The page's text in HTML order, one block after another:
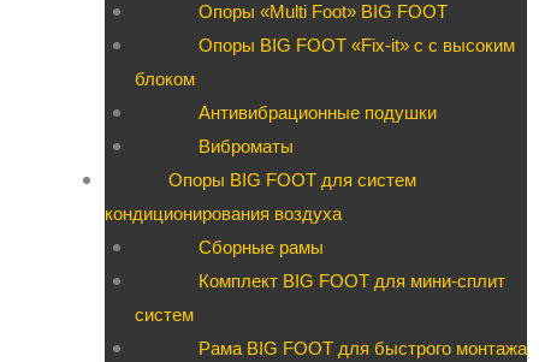
Опоры «Multi Foot» BIG FOOT
Опоры BIG FOOT «Fix-it» c с высоким
блоком
Антивибрационные подушки
Виброматы
Опоры BIG FOOT для систем
кондиционирования воздуха
Сборные рамы
Комплект BIG FOOT для мини-сплит
систем
Рама BIG FOOT для быстрого монтажа